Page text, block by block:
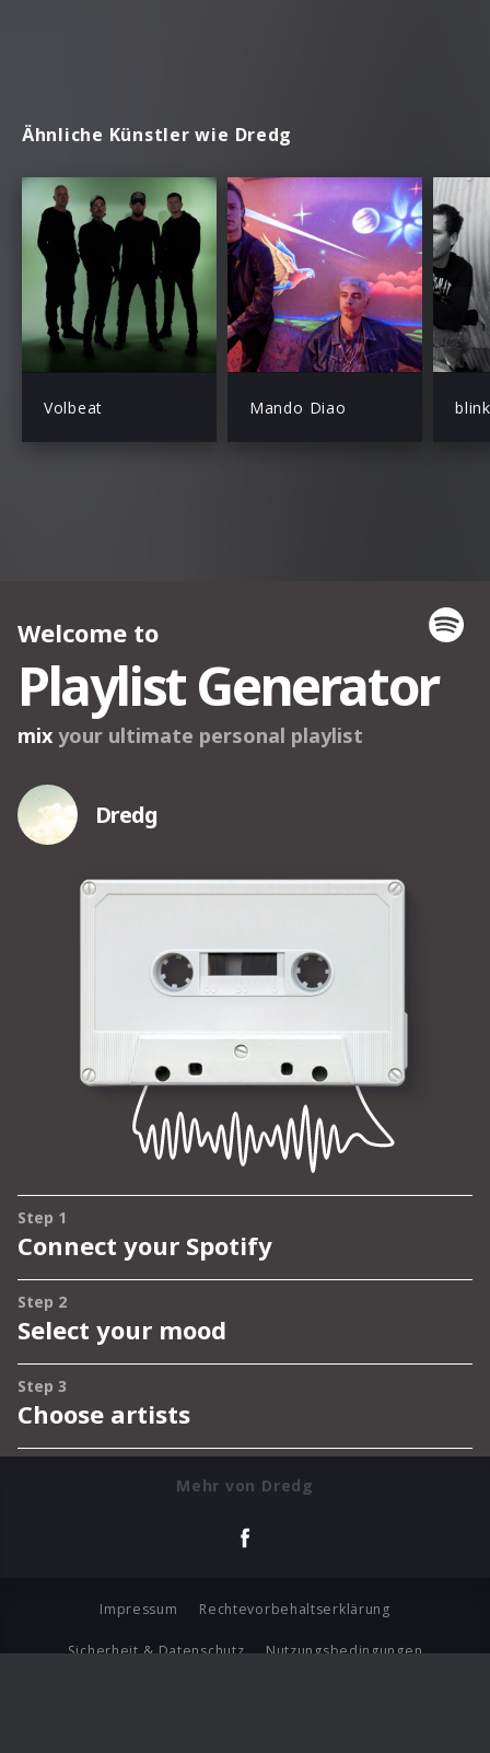
Ähnliche Künstler wie Dredg
Volbeat Mando Diao
Mehr von Dredg
Impressum Rechtevorbehaltserklärung
Sicherheit & Datenschutz Nutzungsbedingungen